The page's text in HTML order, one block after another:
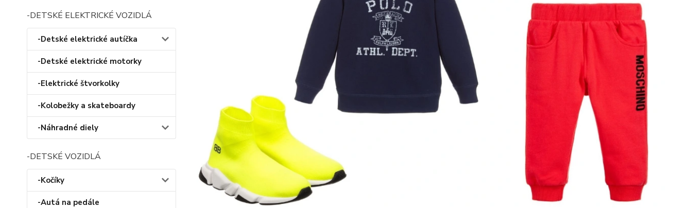
-DETSKÉ ELEKTRICKÉ VOZIDLÁ
-Detské elektrické autíčka
-Detské elektrické motorky
-Elektrické štvorkolky
-Kolobežky a skateboardy
-Náhradné diely
-DETSKÉ VOZIDLÁ
-Kočíky
-Autá na pedále